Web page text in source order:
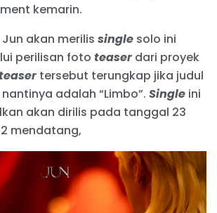
kemarin.
akan merilis single solo ini
perilisan foto teaserdari proyek
tersebut terungkap jika judul
adalah “Limbo”. Single ini
akan dirilis pada tanggal 23
mendatang,